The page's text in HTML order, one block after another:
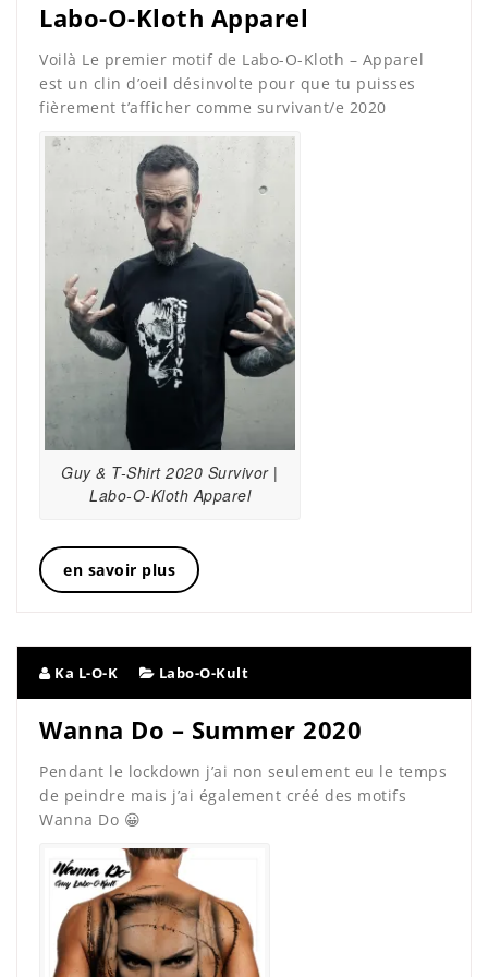
Labo-O-Kloth Apparel
Voilà Le premier motif de Labo-O-Kloth – Apparel
est un clin d’oeil désinvolte pour que tu puisses
fièrement t’afficher comme survivant/e 2020
Guy & T-Shirt 2020 Survivor |
Labo-O-Kloth Apparel
en savoir plus
Ka L-O-K Labo-O-Kult
Wanna Do – Summer 2020
Pendant le lockdown j’ai non seulement eu le temps
de peindre mais j’ai également créé des motifs
Wanna Do 😀